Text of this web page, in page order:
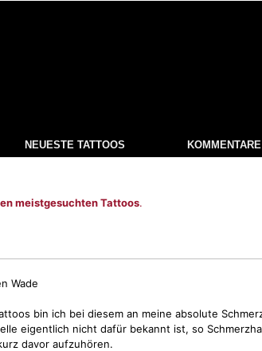
NEUESTE TATTOOS KOMMENTARE
meistgesuchten Tattoos.
Wade
bin ich bei diesem an meine absolute
eigentlich nicht dafür bekannt ist, so
davor aufzuhören.